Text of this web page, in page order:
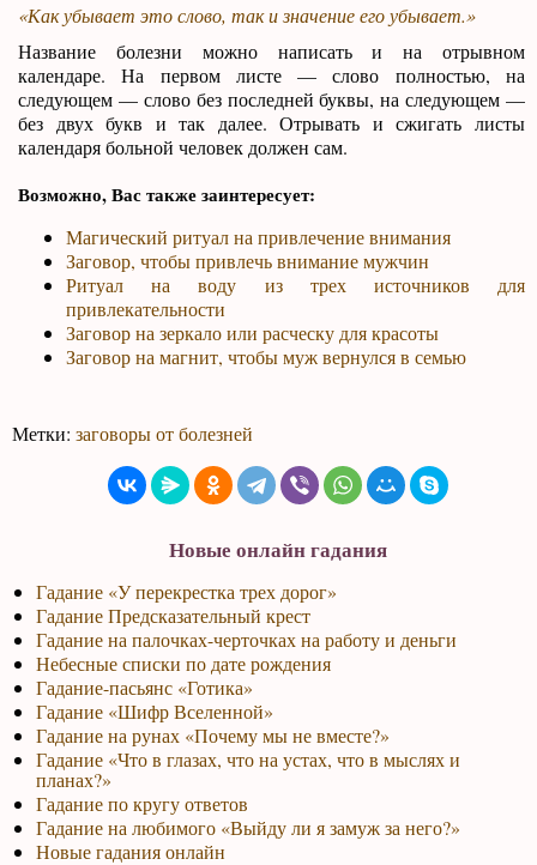
«Как убывает это слово, так и значение его убывает.»
Название болезни можно написать и на отрывном
календаре. На первом листе — слово полностью, на
следующем — слово без последней буквы, на следующем —
без двух букв и так далее. Отрывать и сжигать листы
календаря больной человек должен сам.
Возможно, Вас также заинтересует:
Магический ритуал на привлечение внимания
Заговор, чтобы привлечь внимание мужчин
Ритуал на воду из трех источников для
привлекательности
Заговор на зеркало или расческу для красоты
Заговор на магнит, чтобы муж вернулся в семью
Метки:заговоры от болезней
Новые онлайн гадания
Гадание «У перекрестка трех дорог»
Гадание Предсказательный крест
Гадание на палочках-черточках на работу и деньги
Небесные списки по дате рождения
Гадание-пасьянс «Готика»
Гадание «Шифр Вселенной»
Гадание на рунах «Почему мы не вместе?»
Гадание «Что в глазах, что на устах, что в мыслях и
планах?»
Гадание по кругу ответов
Гадание на любимого «Выйду ли я замуж за него?»
Новые гадания онлайн